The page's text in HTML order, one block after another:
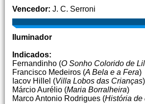
Vencedor: J. C. Serroni
Iluminador
Indicados:
Fernandinho (O Sonho Colorido de
Francisco Medeiros (A Bela e a Fera)
Iacov Hillel (Villa Lobos das Crianças)
Márcio Aurélio (Maria Borralheira)
Marco Antonio Rodrigues (História de